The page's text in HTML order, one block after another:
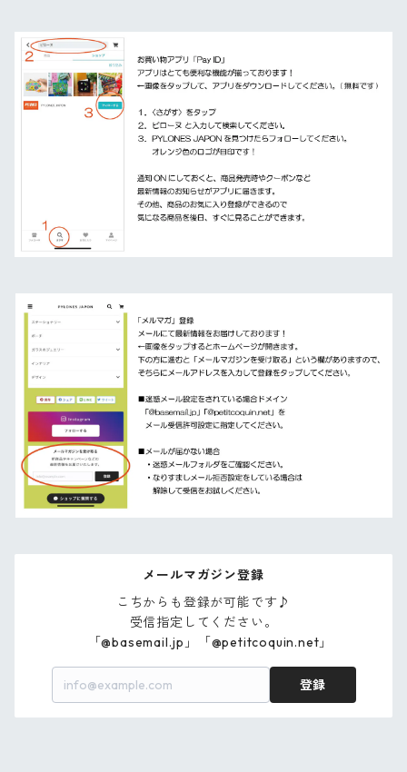
メールマガジン登録
こちからも登録が可能です♪
受信指定してください。
「@basemail.jp」「@petitcoquin.net」
登録